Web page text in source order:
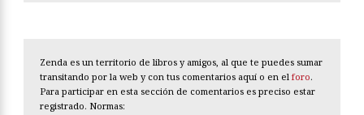
Zenda es un territorio de libros y amigos, al que te puedes sumar
transitando por la web y con tus comentarios aquí o en el foro.
Para participar en esta sección de comentarios es preciso estar
registrado. Normas: